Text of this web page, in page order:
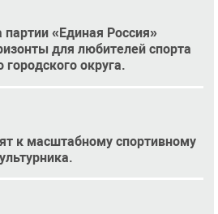
«Единая Россия»
для любителей спорта
округа.
к масштабному спортивному